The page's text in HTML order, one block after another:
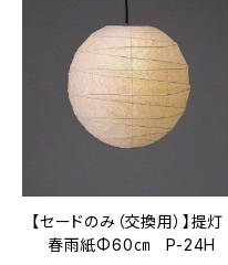
【セードのみ（交換用）】提灯
春雨紙Φ60㎝ P-24H